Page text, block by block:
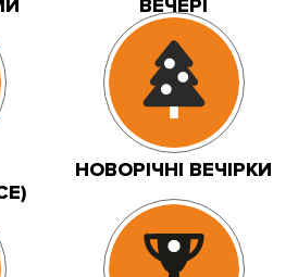
ВЕЧЕРІ
НОВОРІЧНІ ВЕЧІРКИ